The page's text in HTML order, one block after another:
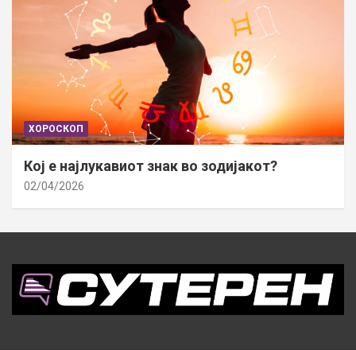
ХОРОСКОП
Кој е најлукавиот знак во зодијакот?
02/04/2026